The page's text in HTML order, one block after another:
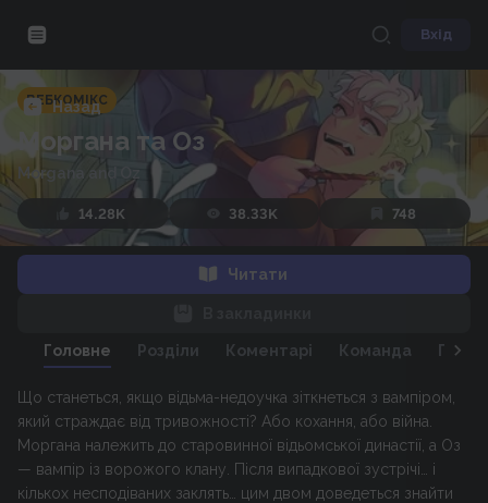
Вхід
Назад
ВЕБКОМІКС
Моргана та Оз
Morgana and Oz
14.28K 38.33K 748
Читати
Головне Розділи Коментарі Команда
Що станеться, якщо відьма-недоучка зіткнеться з вампіром,
який страждає від тривожності? Або кохання, або війна.
Моргана належить до старовинної відьомської династії, а Оз
— вампір із ворожого клану. Після випадкової зустрічі… і
кількох несподіваних заклять… цим двом доведеться знайти